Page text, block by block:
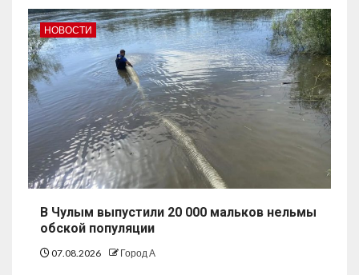
НОВОСТИ
В Чулым выпустили 20 000 мальков нельмы
обской популяции
07.08.2026 Город А